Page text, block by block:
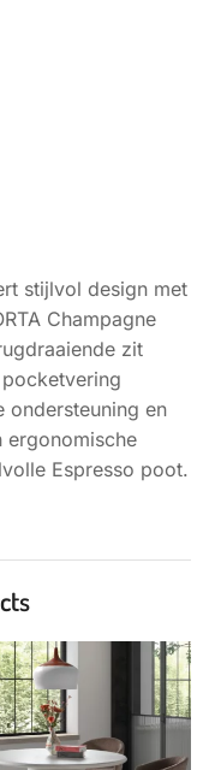
stijlvol design met
Champagne
zit
ondersteuning en
ergonomische
Espresso poot.